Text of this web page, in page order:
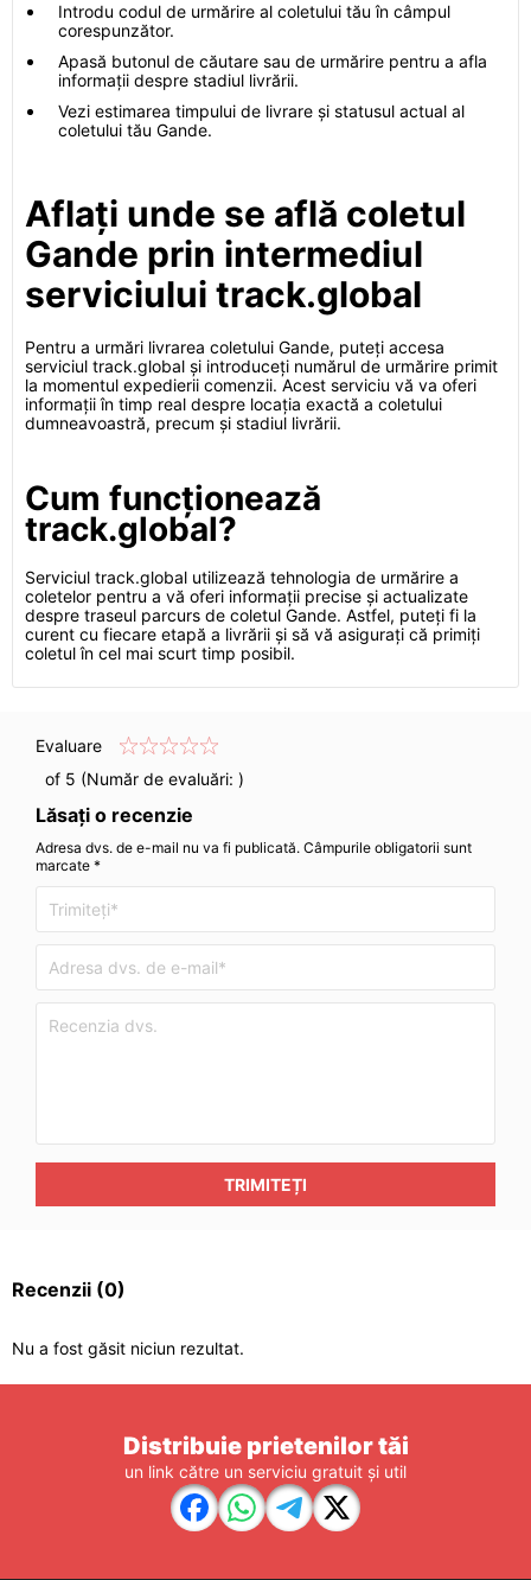
Introdu codul de urmărire al coletului tău în câmpul
corespunzător.
Apasă butonul de căutare sau de urmărire pentru a afla
informații despre stadiul livrării.
Vezi estimarea timpului de livrare și statusul actual al
coletului tău Gande.
Aflați unde se află coletul
Gande prin intermediul
serviciului track.global
Pentru a urmări livrarea coletului Gande, puteți accesa
serviciul track.global și introduceți numărul de urmărire primit
la momentul expedierii comenzii. Acest serviciu vă va oferi
informații în timp real despre locația exactă a coletului
dumneavoastră, precum și stadiul livrării.
Cum funcționează
track.global?
Serviciul track.global utilizează tehnologia de urmărire a
coletelor pentru a vă oferi informații precise și actualizate
despre traseul parcurs de coletul Gande. Astfel, puteți fi la
curent cu fiecare etapă a livrării și să vă asigurați că primiți
coletul în cel mai scurt timp posibil.
Evaluare
of 5 (Număr de evaluări: )
Lăsați o recenzie
Adresa dvs. de e-mail nu va fi publicată. Câmpurile obligatorii sunt
marcate *
TRIMITEȚI
Recenzii (0)
Nu a fost găsit niciun rezultat.
Distribuie prietenilor tăi
un link către un serviciu gratuit și util